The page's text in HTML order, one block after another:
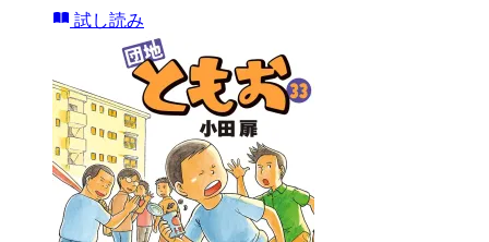
試し読み